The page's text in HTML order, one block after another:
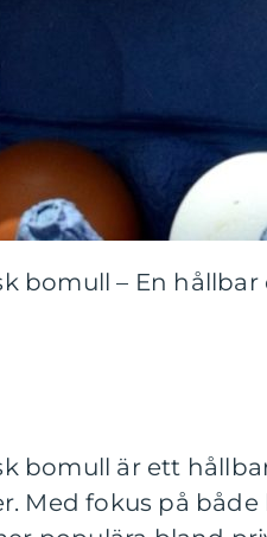
bomull – En
bomull är ett
Med fokus på